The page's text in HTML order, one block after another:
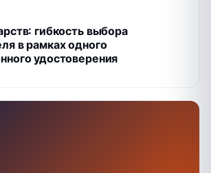
гибкость выбора
в рамках одного
удостоверения